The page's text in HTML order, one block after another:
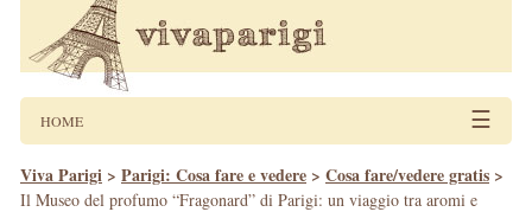
HOME ☰
Viva Parigi > Parigi: Cosa fare e vedere > Cosa fare/vedere gratis >
Il Museo del profumo “Fragonard” di Parigi: un viaggio tra aromi e